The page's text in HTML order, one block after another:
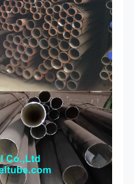
16 20 45
20 25 50
20 25 50
20 25 50
25 50